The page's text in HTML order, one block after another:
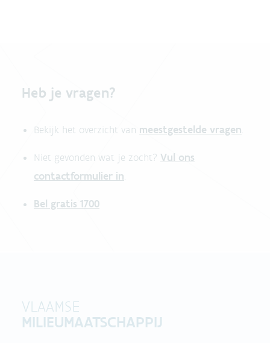
Heb je vragen?
Bekijk het overzicht van meestgestelde vragen.
Niet gevonden wat je zocht? Vul ons
contactformulier in.
Bel gratis 1700
VLAAMSE
MILIEUMAATSCHAPPIJ